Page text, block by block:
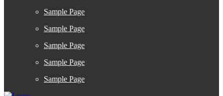
Sample Page
Sample Page
Sample Page
Sample Page
Sample Page